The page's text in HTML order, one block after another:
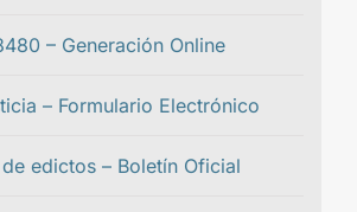
– Generación Online
– Formulario Electrónico
edictos – Boletín Oficial